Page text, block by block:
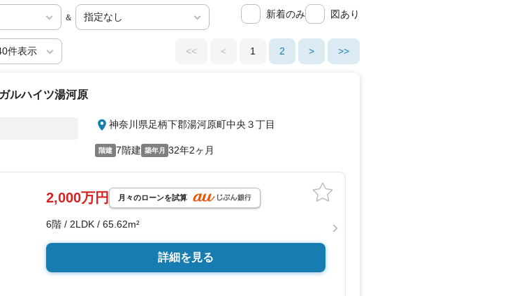
＆ 新着のみ 図あり
<< < 1 2 > >>
ルハイツ湯河原
神奈川県足柄下郡湯河原町中央３丁目
階建 7階建 築年月 32年2ヶ月
2,000万円 月々のローンを試算
6階 / 2LDK / 65.62m²
詳細を見る